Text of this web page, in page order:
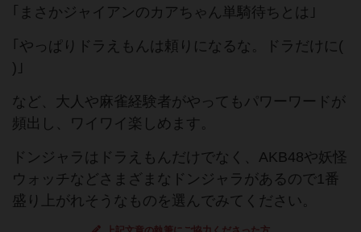
｢まさかジャイアンのカアちゃん単騎待ちとは｣
｢やっぱりドラえもんは頼りになるな。ドラだけに(
)｣
など、大人や麻雀経験者がやってもパワーワードが
頻出し、ワイワイ楽しめます。
ドンジャラはドラえもんだけでなく、AKB48や妖怪
ウォッチなどさまざまなドンジャラがあるので1番
盛り上がれそうなものを選んでみてください。